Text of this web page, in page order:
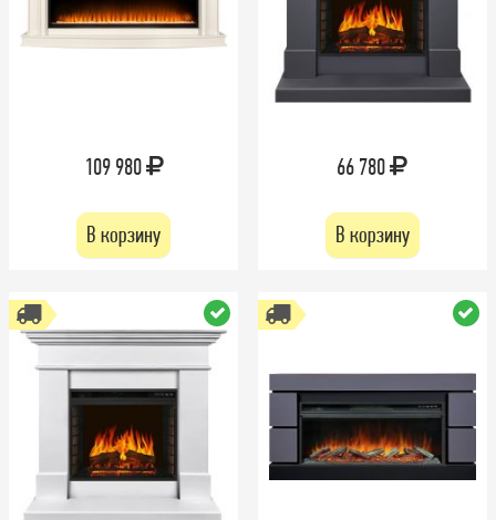
109 980
В корзину
66 780
В корзину